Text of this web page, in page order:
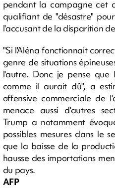
pendant la campagne cet
qualifiant de "désastre"
l'accusant de la disparition
"Si l'Aléna fonctionnait
genre de situations
l'autre. Donc je pense que
comme il aurait dû", a
offensive commerciale de
menace aussi d'autres
Trump a notamment
possibles mesures dans le
que la baisse de la
hausse des importations
du pays.
AFP